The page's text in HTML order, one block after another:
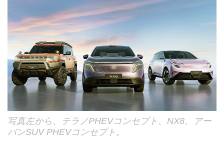
写真左から、テラノPHEVコンセプト、NX8、アー
バンSUV PHEVコンセプト。